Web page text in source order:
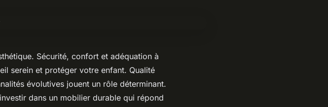
Sécurité, confort et adéquation à
serein et protéger votre enfant. Qualité
évolutives jouent un rôle déterminant.
dans un mobilier durable qui répond